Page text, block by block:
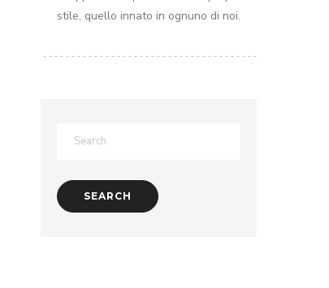
stile, quello innato in ognuno di noi.